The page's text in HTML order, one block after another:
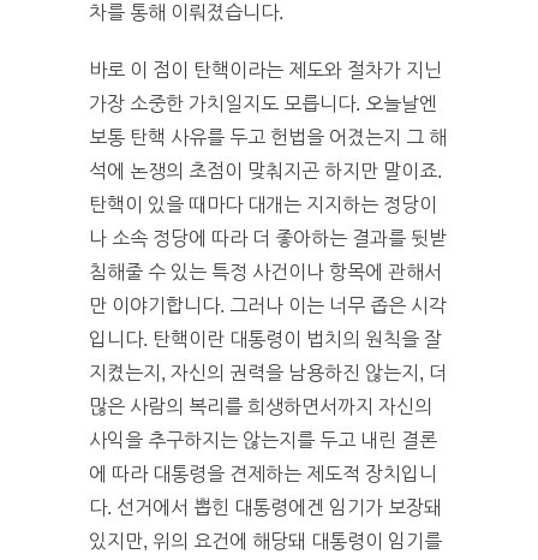
차를 통해 이뤄졌습니다.
바로 이 점이 탄핵이라는 제도와 절차가 지닌
가장 소중한 가치일지도 모릅니다. 오늘날엔
보통 탄핵 사유를 두고 헌법을 어겼는지 그 해
석에 논쟁의 초점이 맞춰지곤 하지만 말이죠.
탄핵이 있을 때마다 대개는 지지하는 정당이
나 소속 정당에 따라 더 좋아하는 결과를 뒷받
침해줄 수 있는 특정 사건이나 항목에 관해서
만 이야기합니다. 그러나 이는 너무 좁은 시각
입니다. 탄핵이란 대통령이 법치의 원칙을 잘
지켰는지, 자신의 권력을 남용하진 않는지, 더
많은 사람의 복리를 희생하면서까지 자신의
사익을 추구하지는 않는지를 두고 내린 결론
에 따라 대통령을 견제하는 제도적 장치입니
다. 선거에서 뽑힌 대통령에겐 임기가 보장돼
있지만, 위의 요건에 해당돼 대통령이 임기를